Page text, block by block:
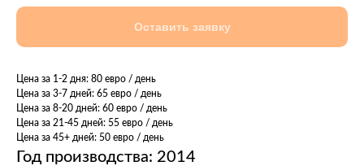
Оставить заявку
Цена за 1-2 дня: 80 евро / день
Цена за 3-7 дней: 65 евро / день
Цена за 8-20 дней: 60 евро / день
Цена за 21-45 дней: 55 евро / день
Цена за 45+ дней: 50 евро / день
Год производства: 2014